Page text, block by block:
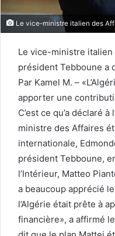
Le vice-ministre italien des
Le vice-ministre italien
président Tebboune a
Par Kamel M. –
apporter une
C’est ce qu’a déclaré
ministre des Affaires
internationale,
président Tebboune,
l’Intérieur, Matteo
a beaucoup apprécié
l’Algérie était prête à
financière», a affirmé